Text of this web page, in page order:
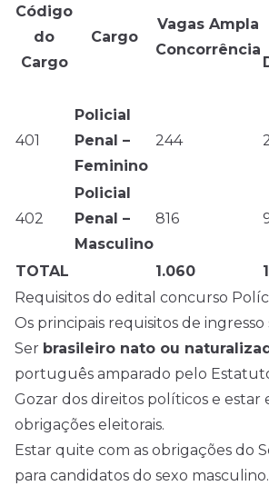
Código
do
Cargo
Cargo
Vagas Ampla
Concorrência
401
Policial
Penal –
Feminino
244
402
Policial
Penal –
Masculino
816
TOTAL 1.060
Requisitos do edital concurso
Os principais requisitos de ingresso
Ser brasileiro nato ou
português amparado pelo
Gozar dos direitos políticos e estar
obrigações eleitorais.
Estar quite com as obrigações do
para candidatos do sexo masculino.